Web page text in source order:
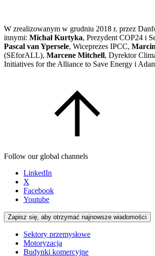
W zrealizowanym w grudniu 2018 r. przez
innymi: Michał Kurtyka, Prezydent COP24 i
Pascal van Ypersele, Wiceprezes IPCC,
(SEforALL), Marcene Mitchell, Dyrektor
Initiatives for the Alliance to Save Energy i
Follow our global channels
LinkedIn
X
Facebook
Youtube
Zapisz się, aby otrzymać najnowsze wiadomości
Sektory przemysłowe
Motoryzacja
Budynki komercyjne